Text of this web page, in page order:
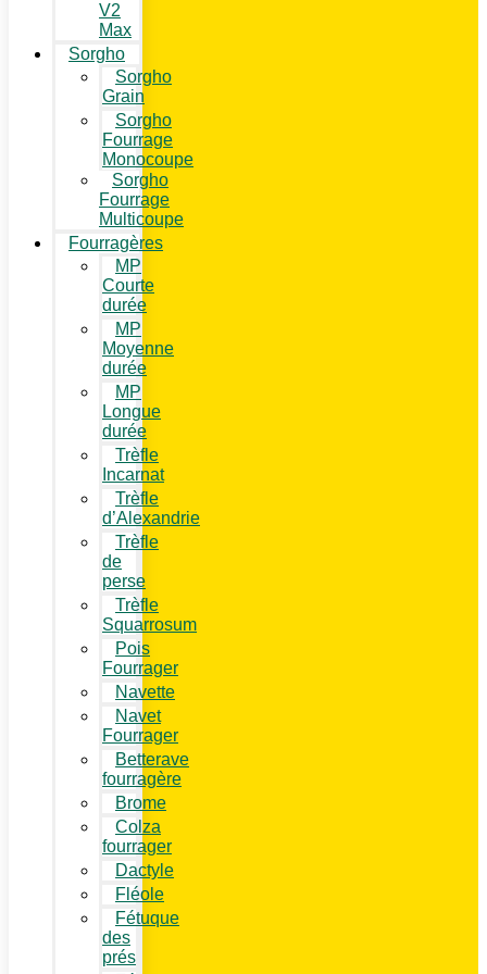
V2
Max
Sorgho
Sorgho
Grain
Sorgho
Fourrage
Monocoupe
Sorgho
Fourrage
Multicoupe
Fourragères
MP
Courte
durée
MP
Moyenne
durée
MP
Longue
durée
Trèfle
Incarnat
Trèfle
d’Alexandrie
Trèfle
de
perse
Trèfle
Squarrosum
Pois
Fourrager
Navette
Navet
Fourrager
Betterave
fourragère
Brome
Colza
fourrager
Dactyle
Fléole
Fétuque
des
prés